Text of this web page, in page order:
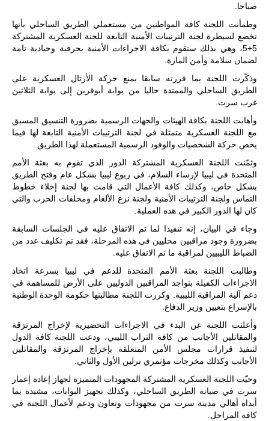
فلينتلوك
2026 الدولية
بمشاركة
جيوش وقادة
من 30 دولة
بمدينة سرت
الليبية.
في خطوة
جديد لإمكانية
تقريب
المسافات بين
المؤسستين
العسكريتين في
شرق البلاد
وغربها، وسط
حضور دولي
المتحدة وشراكة
مباشرة مع
أطراف ليبية
منقسمة منذ…
للمزيد
صباحا.
وطمأنت اللجنة كافة المواطنين من مستعملي الطريق الساحلي بأنها
تخضع لسيطرة لجنة الترتيبات الأمنية التابعة للجنة العسكرية المشتركة
5+5، وهي بذلك ستقوم بكافة الاجراءات الأمنية بحرفية وحيادية تامة
لضمان سلامة وأمن المارة.
وذكّرت اللجنة بما قررته سابقا بمنع حركة الأرتال العسكرية على
الطريق الساحلي والممتدة حاليا من بوابة أبوقرين إلى بوابة الثلاثين
غرب سرت.
وأهابت اللجنة بكافة الهيئات والجهات الرسمية بضرورة التنسيق المسبق
مع اللجنة العسكرية متمثلة في لجنة الترتيبات الأمنية التابعة لها فيما
يخص حركة الشخصيات والوفود الرسمية المستعملة لهذا الطريق.
وثمّنت اللجنة العسكرية المشتركة الدور الذي تقوم به بعثة الأمم
المتحدة في ليبيا لإرساء السلام، في ربوع ليبيا بشكل عام وفتح الطريق
بشكل خاص، وكذلك كافة الأعمال التي قامت بها لجنة إخلاء خطوط
التماس ولجنة الترتيبات الأمنية ولجنة نزع الألغام ومخلفات الحرب والتي
كان لها الدور الكبير في هذه العملية.
وجاء في البيان، إنه تنفيذا لما تم الاتفاق عليه في الجلسات السابقة
بضرورة وجود مراقبين محليين في هذه المرحلة، فقد تم تكليف عدد من
الضباط الليبيين لمراقبة ما تم الاتفاق عليه.
وطالبت اللجنة بعثة الأمم المتحدة للدعم في ليبيا بسرعة اتخاذ
الاجراءات الكفيلة بتواجد المراقبين الدوليين على الأرض للمساهمة في
دعم آلية المراقية الليبية. وكررت اللجنة مطالبتها حكومة الوحدة الوطنية
بالإسراع بتعيين وزير الدفاع.
وأعلنت اللجنة عن البدء في الاجراءات التحضيرية لإخراج المرتزقة
والمقاتلين الأجانب من كافة التراب الليبي، ودعت اللجنة كافة الدول
لتنفيذ قرارات مجلس الأمن المتعلقة بإخراج المرتزقة والمقاتلين
الأجانب وكذلك مخرجات مؤتمري برلين الأول والثاني.
وحيّت اللجنة العسكرية المشتركة المجهودات المتميزة لجهاز إعادة إعمار
سرت في صيانة الطريق الساحلي، وكذلك تجهيز البوابات، مشيدة بما
أبداه أهالي مدينة سرت من مجهودات وتعاون ودعم لأعمال اللجنة في
كافة المراحل.